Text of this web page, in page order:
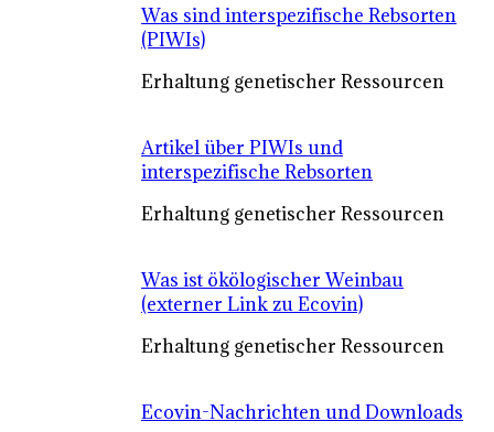
Was sind interspezifische Rebsorten
(PIWIs)
Erhaltung genetischer Ressourcen
Artikel über PIWIs und
interspezifische Rebsorten
Erhaltung genetischer Ressourcen
Was ist ökölogischer Weinbau
(externer Link zu Ecovin)
Erhaltung genetischer Ressourcen
Ecovin-Nachrichten und Downloads